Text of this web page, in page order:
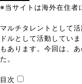
※当サイトは海外在住者
マルチタレントとして
ドルとして活動してい
もあります。今回は、
た。
目次